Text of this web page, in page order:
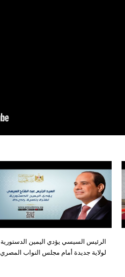
الرئيس السيسي يؤدي اليمين الدستورية
لولاية جديدة أمام مجلس النواب المصري